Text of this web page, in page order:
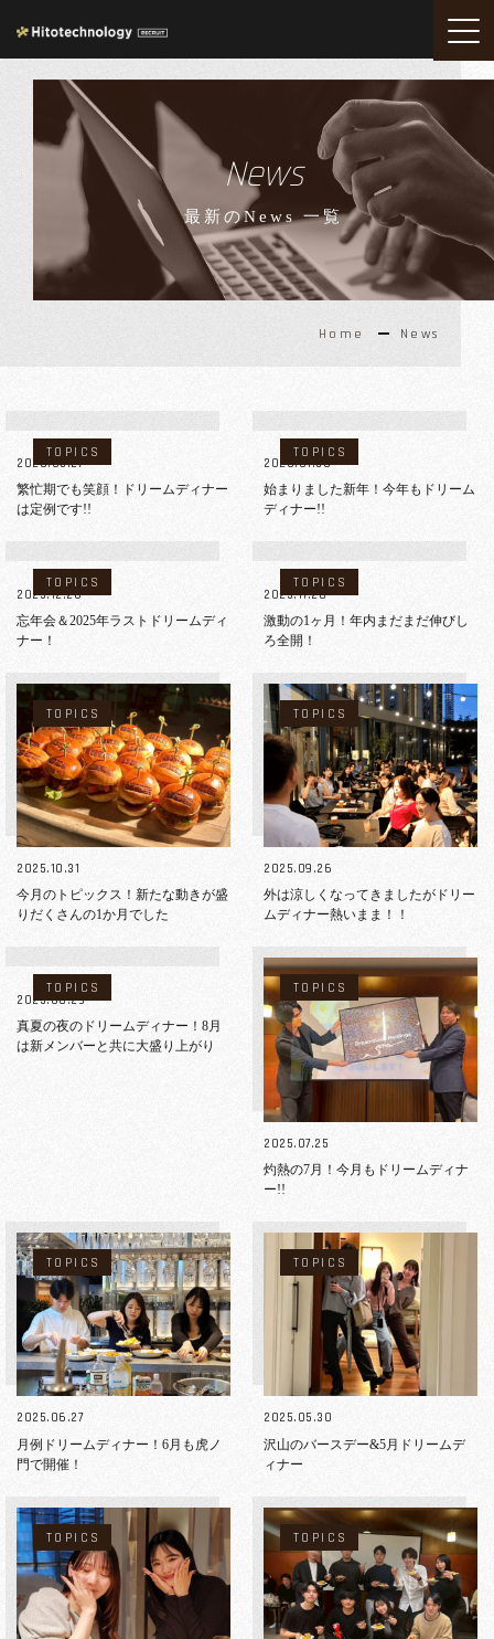
News
最新のNews 一覧
Home News
TOPICS
2026.03.27
繁忙期でも笑顔！ドリームディナー
は定例です!!
TOPICS
2026.01.30
始まりました新年！今年もドリーム
ディナー!!
TOPICS
2025.12.26
忘年会＆2025年ラストドリームディ
ナー！
TOPICS
2025.11.28
激動の1ヶ月！年内まだまだ伸びし
ろ全開！
TOPICS
2025.10.31
今月のトピックス！新たな動きが盛
りだくさんの1か月でした
TOPICS
2025.09.26
外は涼しくなってきましたがドリー
ムディナー熱いまま！！
TOPICS
2025.08.29
真夏の夜のドリームディナー！8月
は新メンバーと共に大盛り上がり
TOPICS
2025.07.25
灼熱の7月！今月もドリームディナ
ー!!
TOPICS
2025.06.27
月例ドリームディナー！6月も虎ノ
門で開催！
TOPICS
2025.05.30
沢山のバースデー&5月ドリームデ
ィナー
TOPICS TOPICS